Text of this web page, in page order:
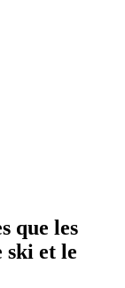
que les
ski et le